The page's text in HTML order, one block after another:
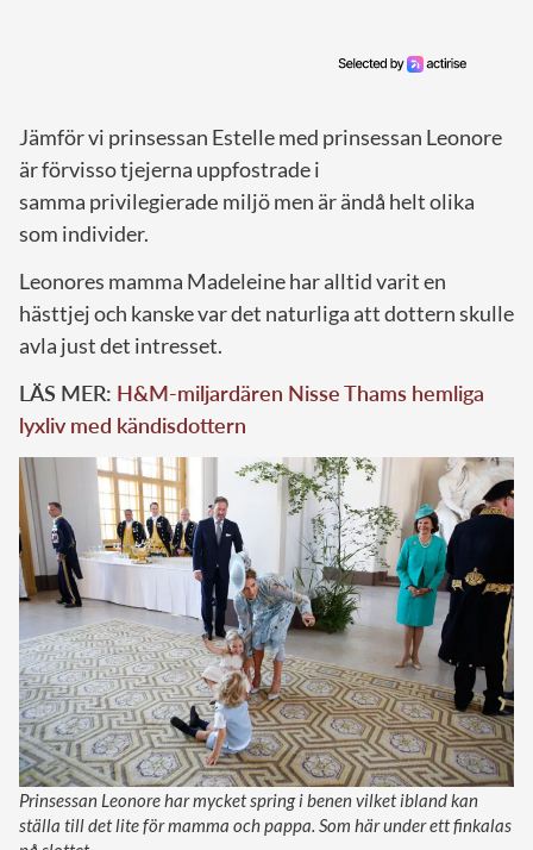
Jämför vi prinsessan Estelle med prinsessan Leonore
är förvisso tjejerna uppfostrade i
samma privilegierade miljö men är ändå helt olika
som individer.
Leonores mamma Madeleine har alltid varit en
hästtjej och kanske var det naturliga att dottern skulle
avla just det intresset.
LÄS MER: H&M-miljardären Nisse Thams hemliga
lyxliv med kändisdottern
Prinsessan Leonore har mycket spring i benen vilket ibland kan
ställa till det lite för mamma och pappa. Som här under ett finkalas